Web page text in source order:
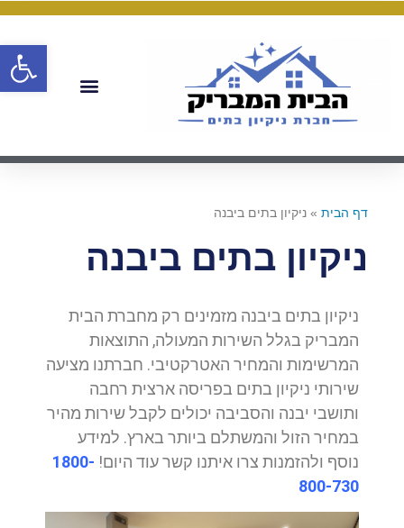
דף הבית » ניקיון בתים ביבנה
ניקיון בתים ביבנה
ניקיון בתים ביבנה מזמינים רק מחברת הבית
המבריק בגלל השירות המעולה, התוצאות
המרשימות והמחיר האטרקטיבי. חברתנו מציעה
שירותי ניקיון בתים בפריסה ארצית רחבה
ותושבי יבנה והסביבה יכולים לקבל שירות מהיר
במחיר הזול והמשתלם ביותר בארץ. למידע
נוסף ולהזמנות צרו איתנו קשר עוד היום! 1800-
800-730